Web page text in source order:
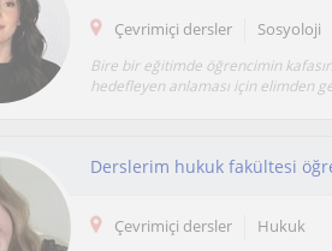
Çevrimiçi dersler Sosyoloji
Bire bir eğitimde öğrencimin
hedefleyen anlaması için elimden
Çevrimiçi dersler Hukuk